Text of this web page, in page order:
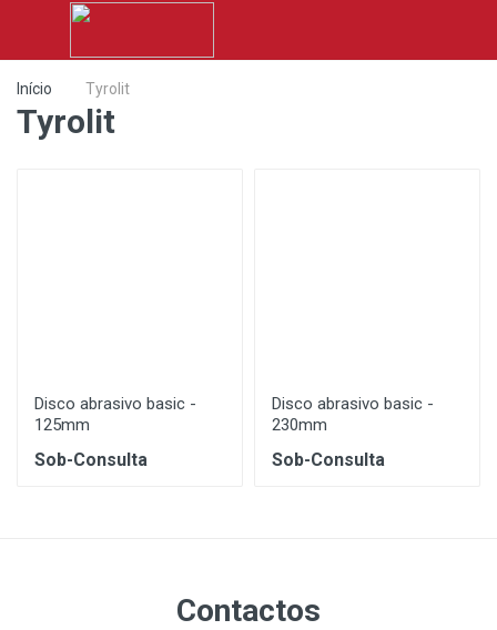
Início Tyrolit
Tyrolit
Disco abrasivo basic -
125mm
Sob-Consulta
Disco abrasivo basic -
230mm
Sob-Consulta
Contactos